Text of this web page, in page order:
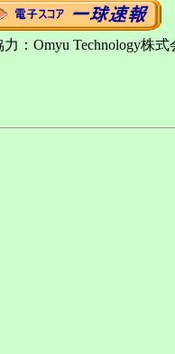
：Omyu Technology株式